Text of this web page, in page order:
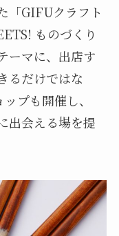
「GIFUクラフト
ものづくり
ーマに、出店す
るだけではな
プも開催し、
出会える場を提